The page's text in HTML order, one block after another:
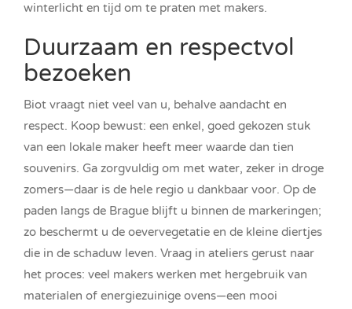
winterlicht en tijd om te praten met makers.
Duurzaam en respectvol
bezoeken
Biot vraagt niet veel van u, behalve aandacht en
respect. Koop bewust: een enkel, goed gekozen stuk
van een lokale maker heeft meer waarde dan tien
souvenirs. Ga zorgvuldig om met water, zeker in droge
zomers—daar is de hele regio u dankbaar voor. Op de
paden langs de Brague blijft u binnen de markeringen;
zo beschermt u de oevervegetatie en de kleine diertjes
die in de schaduw leven. Vraag in ateliers gerust naar
het proces: veel makers werken met hergebruik van
materialen of energiezuinige ovens—een mooi